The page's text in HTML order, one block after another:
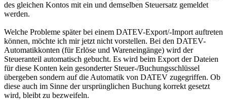
des gleichen Kontos mit ein und demselben Steuersatz gemeldet
werden.
Welche Probleme später bei einem DATEV-Export/-Import auftreten
können, möchte ich mir jetzt nicht vorstellen. Bei den DATEV-
Automatikkonten (für Erlöse und Wareneingänge) wird der
Steueranteil automatisch gebucht. Es wird beim Export der Dateien
für diese Konten kein gesonderter Steuer-/Buchungsschlüssel
übergeben sondern auf die Automatik von DATEV zugegriffen. Ob
diese auch im Sinne der ursprünglichen Buchung korrekt gesetzt
wird, bleibt zu bezweifeln.